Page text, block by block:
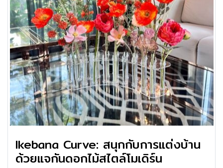
Ikebana Curve: สนุกกับการแต่งบ้าน
ด้วยแจกันดอกไม้สไตล์โมเดิร์น